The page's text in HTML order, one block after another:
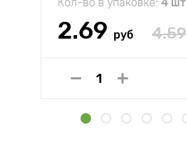
2.69 руб 4.59